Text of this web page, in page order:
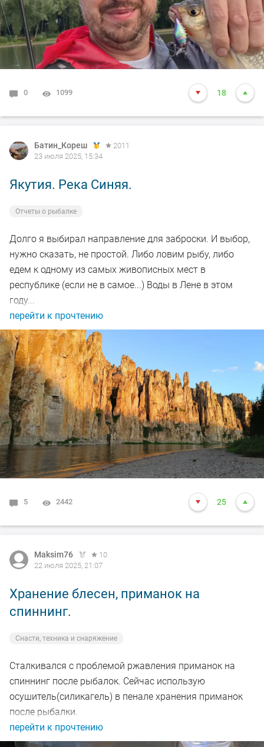
0 1099 18
Батин_Кореш
2011
23 июля 2025, 15:34
Якутия. Река Синяя.
Отчеты о рыбалке
Долго я выбирал направление для заброски. И выбор,
нужно сказать, не простой. Либо ловим рыбу, либо
едем к одному из самых живописных мест в
республике (если не в самое...) Воды в Лене в этом
году...
перейти к прочтению
5 2442 25
Maksim76
10
22 июля 2025, 21:07
Хранение блесен, приманок на
спиннинг.
Снасти, техника и снаряжение
Сталкивался с проблемой ржавления приманок на
спиннинг после рыбалок. Сейчас использую
осушитель(силикагель) в пенале хранения приманок
после рыбалки.
перейти к прочтению